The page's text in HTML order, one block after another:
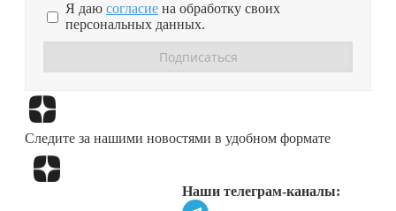
Я даю согласие на обработку своих
персональных данных.
Следите за нашими новостями в удобном формате
Наши телеграм-каналы: